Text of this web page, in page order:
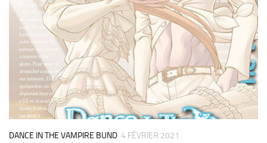
DANCE IN THE VAMPIRE BUND 4 FÉVRIER 2021